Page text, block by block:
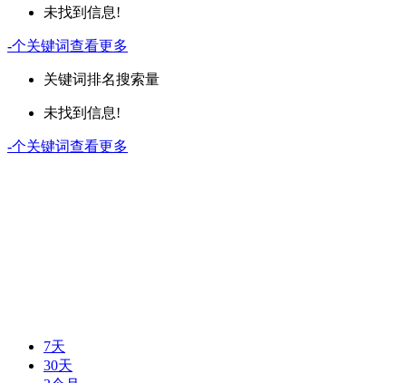
未找到信息!
-个关键词查看更多
关键词排名搜索量
未找到信息!
-个关键词查看更多
7天
30天